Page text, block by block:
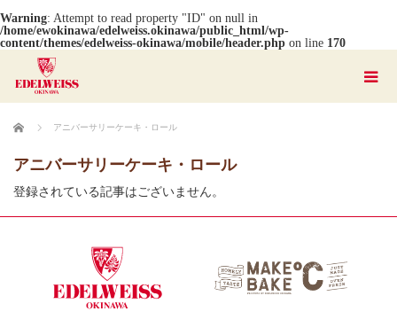
Warning: Attempt to read property "ID" on null in
/home/ewokinawa/edelweiss.okinawa/public_html/wp-
content/themes/edelweiss-okinawa/mobile/header.php on line 170
ホーム アニバーサリーケーキ・ロール
アニバーサリーケーキ・ロール
登録されている記事はございません。